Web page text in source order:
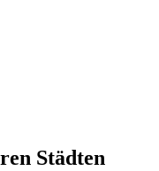
Städten